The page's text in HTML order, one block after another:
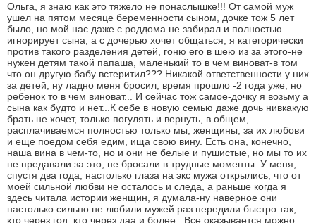
Ольга, я знаю как это тяжело не понаслышке!!! От самой муж
ушел на пятом месяце беременности сыном, дочке тож 5 лет
было, но мой нас даже с роддома не забирал и полностью
игнорирует сына, а с дочерью хочет общаться, я категорически
против такого разделения детей, гоню его в шею из за этого-не
нужен детям такой папаша, маленький то в чем виноват-в том
что он другую бабу встеритил??? Никакой ответственности у них
за детей, ну ладно меня бросил, время прошло -2 года уже, но
ребенок то в чем виноват... И сейчас тож самое-дочку я возьму а
сына как будто и нет...К себе в новую семью даже дочь нивкакую
брать не хочет, только погулять и вернуть, в общем,
расплачиваемся полностью только мы, женщины, за их любови
и еще поедом себя едим, ища свою вину. Есть она, конечно,
наша вина в чем-то, но и они не белые и пушистые, но мы то их
не предавали за это, не бросали в трудные моменты. У меня,
спустя два года, настолько глаза на экс мужа открылись, что от
моей сильной любви не осталось и следа, а раньше когда я
здесь читала истории женщин, я думала-ну наверное они
настолько сильно не любили мужей раз передили быстро так,
кто через год, кто через даа и более.. Все оказывается можно